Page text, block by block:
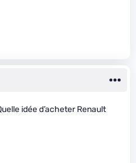
idée d’acheter Renault